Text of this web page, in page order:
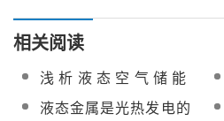
相关阅读
浅析液态空气储能
（LAES）技术的现状与
液态金属是光热发电的